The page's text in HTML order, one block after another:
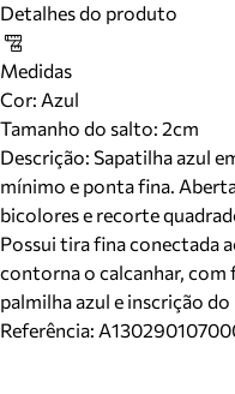
Detalhes do produto
Medidas
Cor: Azul
Tamanho do salto: 2cm
Descrição: Sapatilha azul
mínimo e ponta fina.
bicolores e recorte
Possui tira fina conectada
contorna o calcanhar, com
palmilha azul e inscrição
Referência: